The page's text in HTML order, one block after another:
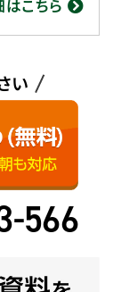
こちら
い
566